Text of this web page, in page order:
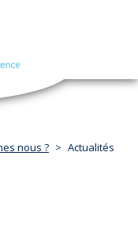
navigation
nous ? Actualités